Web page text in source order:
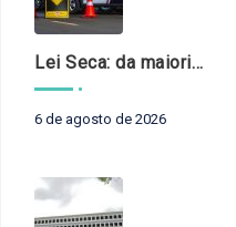
Lei Seca: da maioridade à maturidade
6 de agosto de 2026